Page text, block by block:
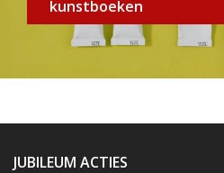
kunstboeken
JUBILEUM ACTIES